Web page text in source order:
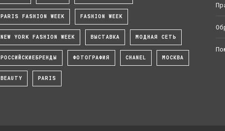
PARIS FASHION WEEK FASHION WEEK
NEW YORK FASHION WEEK ВЫСТАВКА МОДНАЯ СЕТЬ
РОССИЙСКИЕБРЕНДЫ ФОТОГРАФИЯ CHANEL МОСКВА
BEAUTY PARIS